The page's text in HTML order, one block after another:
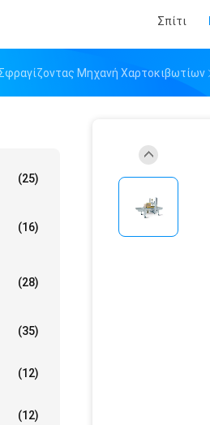
Σπίτι
Μηχανή Χαρτοκιβωτίων
(25)
(16)
(28)
(35)
(12)
(12)